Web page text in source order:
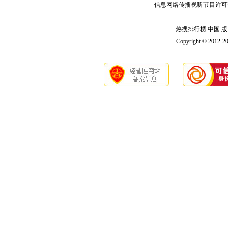
信息网络传播视听节目许
热搜排行榜.中国
Copyright © 2012-